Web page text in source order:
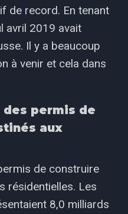
de record. En tenant
avril 2019 avait
Il y a beaucoup
à venir et cela dans
permis de
aux
de construire
résidentielles. Les
8,0 milliards